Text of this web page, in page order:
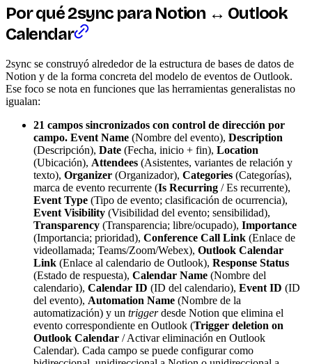
Por qué 2sync para Notion ↔ Outlook
Calendar
2sync se construyó alrededor de la estructura de bases de datos de
Notion y de la forma concreta del modelo de eventos de Outlook.
Ese foco se nota en funciones que las herramientas generalistas no
igualan:
21 campos sincronizados con control de dirección por
campo. Event Name (Nombre del evento), Description
(Descripción), Date (Fecha, inicio + fin), Location
(Ubicación), Attendees (Asistentes, variantes de relación y
texto), Organizer (Organizador), Categories (Categorías),
marca de evento recurrente (Is Recurring / Es recurrente),
Event Type (Tipo de evento; clasificación de ocurrencia),
Event Visibility (Visibilidad del evento; sensibilidad),
Transparency (Transparencia; libre/ocupado), Importance
(Importancia; prioridad), Conference Call Link (Enlace de
videollamada; Teams/Zoom/Webex), Outlook Calendar
Link (Enlace al calendario de Outlook), Response Status
(Estado de respuesta), Calendar Name (Nombre del
calendario), Calendar ID (ID del calendario), Event ID (ID
del evento), Automation Name (Nombre de la
automatización) y un triggerdesde Notion que elimina el
evento correspondiente en Outlook (Trigger deletion on
Outlook Calendar / Activar eliminación en Outlook
Calendar). Cada campo se puede configurar como